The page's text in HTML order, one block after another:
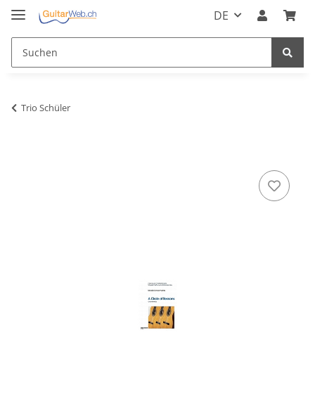
DE
Trio Schüler